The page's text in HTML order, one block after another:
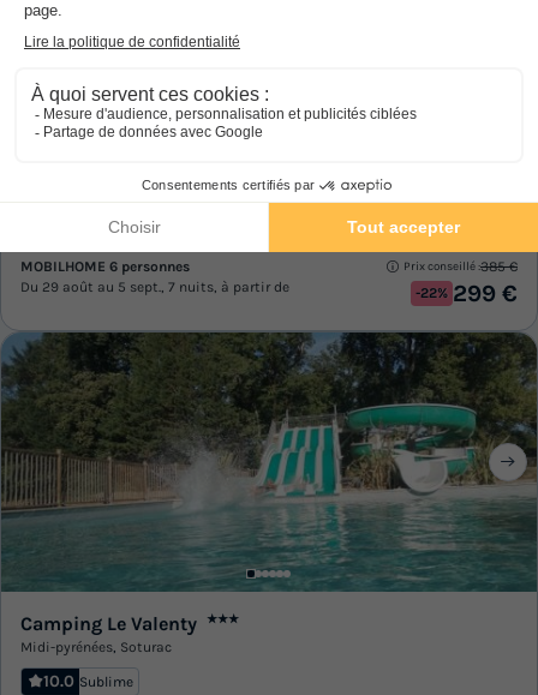
Domme
Excellent
MOBILHOME 6 personnes
Du 29 août au 5 sept., 7 nuits, à partir de
Prix conseillé :385 €
-22% 299 €
Camping Le Valenty ★★★
Midi-pyrénées Soturac
10.0 Sublime